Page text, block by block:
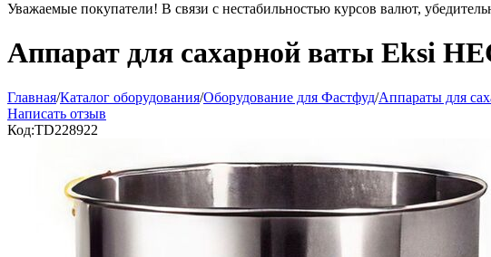
Уважаемые покупатели! В связи с нестабильностью курсов валют,
Аппарат для сахарной ваты Eksi
Главная/Каталог оборудования/Оборудование для Фастфуд/Аппараты для
Написать отзыв
Код:TD228922